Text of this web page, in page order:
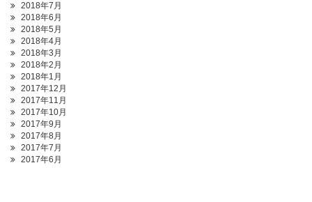
2018年7月
2018年6月
2018年5月
2018年4月
2018年3月
2018年2月
2018年1月
2017年12月
2017年11月
2017年10月
2017年9月
2017年8月
2017年7月
2017年6月